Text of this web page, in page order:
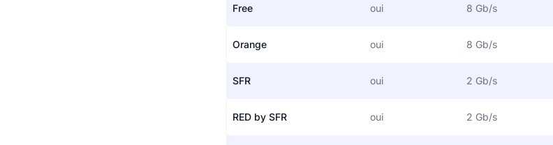
Free oui 8 Gb/s
Orange oui 8 Gb/s
SFR oui 2 Gb/s
RED by SFR oui 2 Gb/s